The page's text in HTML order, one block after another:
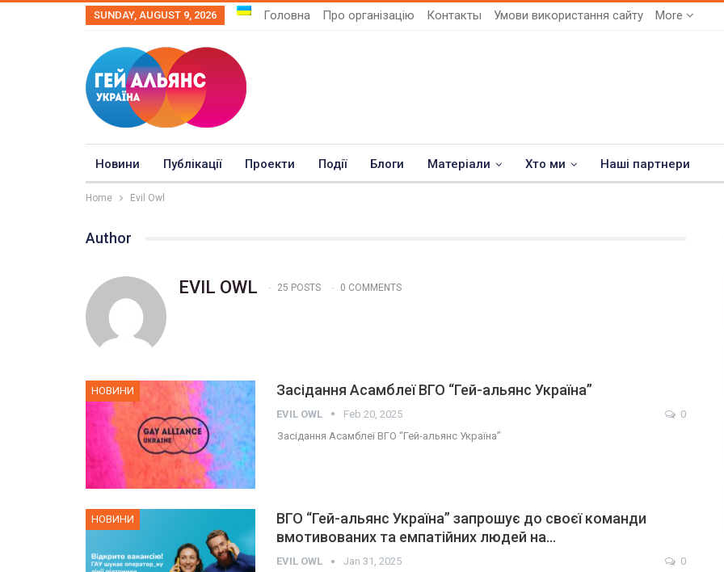
SUNDAY, AUGUST 9, 2026 Головна Про організацію Контакты Умови використання сайту More
Новини Публікації Проекти Події Блоги Матеріали Хто ми Наші партнери
Home Evil Owl
Author
EVIL OWL 25 POSTS 0 COMMENTS
НОВИНИ Засідання Асамблеї ВГО “Гей-альянс Україна”
EVIL OWL Feb 20, 2025
0
Засідання Асамблеї ВГО “Гей-альянс Україна”
НОВИНИ
ВГО “Гей-альянс Україна” запрошує до своєї команди
вмотивованих та емпатійних людей на…
EVIL OWL Jan 31, 2025
0